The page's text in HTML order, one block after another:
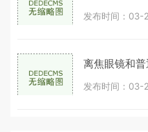
发布时间：03-
离焦眼镜和普
发布时间：03-